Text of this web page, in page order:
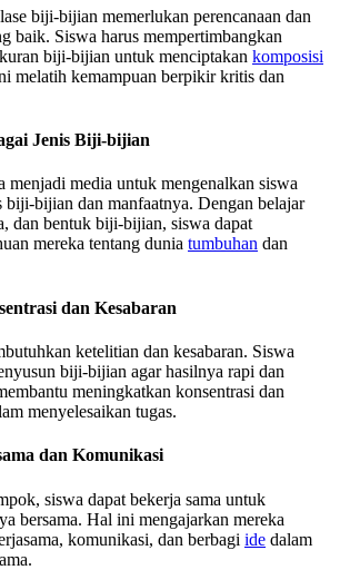
biji-bijian memerlukan perencanaan dan
baik. Siswa harus mempertimbangkan
biji-bijian untuk menciptakan komposisi
melatih kemampuan berpikir kritis dan
Jenis Biji-bijian
media untuk mengenalkan siswa
biji-bijian dan manfaatnya. Dengan belajar
dan bentuk biji-bijian, siswa dapat
mereka tentang dunia tumbuhan dan
dan Kesabaran
ketelitian dan kesabaran. Siswa
biji-bijian agar hasilnya rapi dan
meningkatkan konsentrasi dan
menyelesaikan tugas.
dan Komunikasi
siswa dapat bekerja sama untuk
bersama. Hal ini mengajarkan mereka
komunikasi, dan berbagi ide dalam